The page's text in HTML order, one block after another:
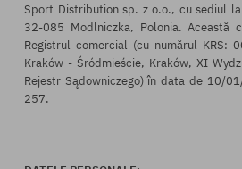
Sport Distribution sp. z o.o., cu sediul
32-085 Modlniczka, Polonia. Această
Registrul comercial (cu numărul KRS:
Kraków - Śródmieście, Kraków, XI
Rejestr Sądowniczego) în data de 10/
257.